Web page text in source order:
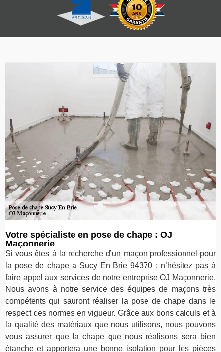
Votre spécialiste en pose de chape : OJ
Maçonnerie
Si vous êtes à la recherche d’un maçon professionnel pour
la pose de chape à Sucy En Brie 94370 ; n’hésitez pas à
faire appel aux services de notre entreprise OJ Maçonnerie.
Nous avons à notre service des équipes de maçons très
compétents qui sauront réaliser la pose de chape dans le
respect des normes en vigueur. Grâce aux bons calculs et à
la qualité des matériaux que nous utilisons, nous pouvons
vous assurer que la chape que nous réalisons sera bien
étanche et apportera une bonne isolation pour les pièces